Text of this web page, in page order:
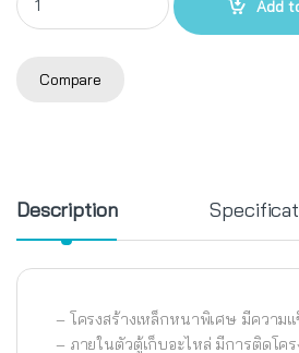
Add
Compare
Description
– โครงสร้างเหล็กหนาพิเศษ มีความ
– ภายในตัวตู้เก็บอะไหล่ มีการติดโค